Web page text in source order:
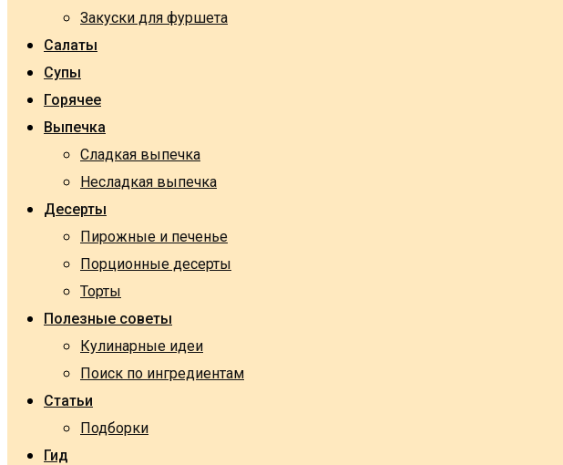
Закуски для фуршета
Салаты
Супы
Горячее
Выпечка
Сладкая выпечка
Несладкая выпечка
Десерты
Пирожные и печенье
Порционные десерты
Торты
Полезные советы
Кулинарные идеи
Поиск по ингредиентам
Статьи
Подборки
Гид